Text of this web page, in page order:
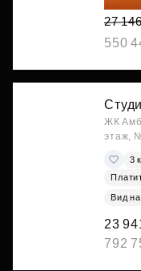
27
550
ЖК
этаж,
3
Вид
23
792